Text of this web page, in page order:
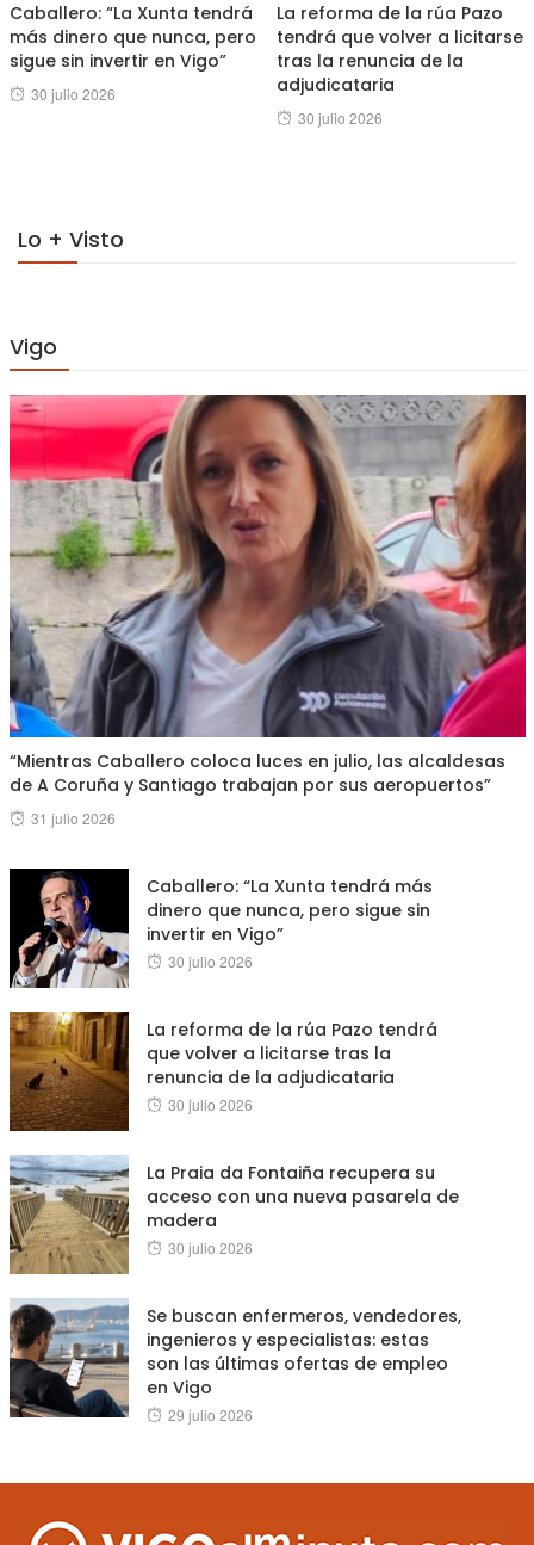
Caballero: “La Xunta tendrá
más dinero que nunca, pero
sigue sin invertir en Vigo”
Posted
30 julio 2026
La reforma de la rúa Pazo
tendrá que volver a licitarse
tras la renuncia de la
adjudicataria
Posted
30 julio 2026
Lo + Visto
Vigo
“Mientras Caballero coloca luces en julio, las alcaldesas
de A Coruña y Santiago trabajan por sus aeropuertos”
Posted
31 julio 2026
Caballero: “La Xunta tendrá más
dinero que nunca, pero sigue sin
invertir en Vigo”
Posted
30 julio 2026
La reforma de la rúa Pazo tendrá
que volver a licitarse tras la
renuncia de la adjudicataria
Posted
30 julio 2026
La Praia da Fontaiña recupera su
acceso con una nueva pasarela de
madera
Posted
30 julio 2026
Se buscan enfermeros, vendedores,
ingenieros y especialistas: estas
son las últimas ofertas de empleo
en Vigo
Posted
29 julio 2026